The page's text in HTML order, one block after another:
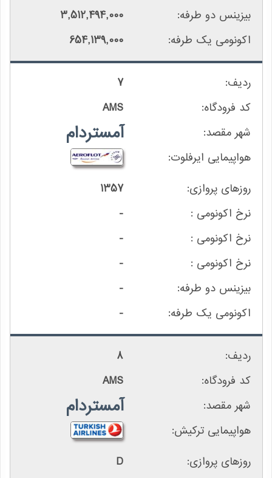
3,512,494,000
654,139,000
7
AMS
آمستردام
1357
-
-
-
-
-
8
AMS
آمستردام
D